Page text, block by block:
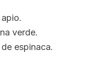
verde.
espinaca.